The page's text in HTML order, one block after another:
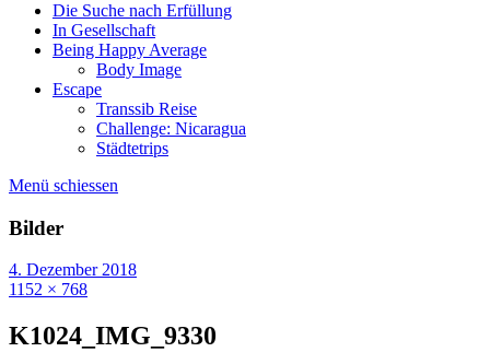
Die Suche nach Erfüllung
In Gesellschaft
Being Happy Average
Body Image
Escape
Transsib Reise
Challenge: Nicaragua
Städtetrips
Menü schiessen
Bilder
4. Dezember 2018
1152 × 768
K1024_IMG_9330